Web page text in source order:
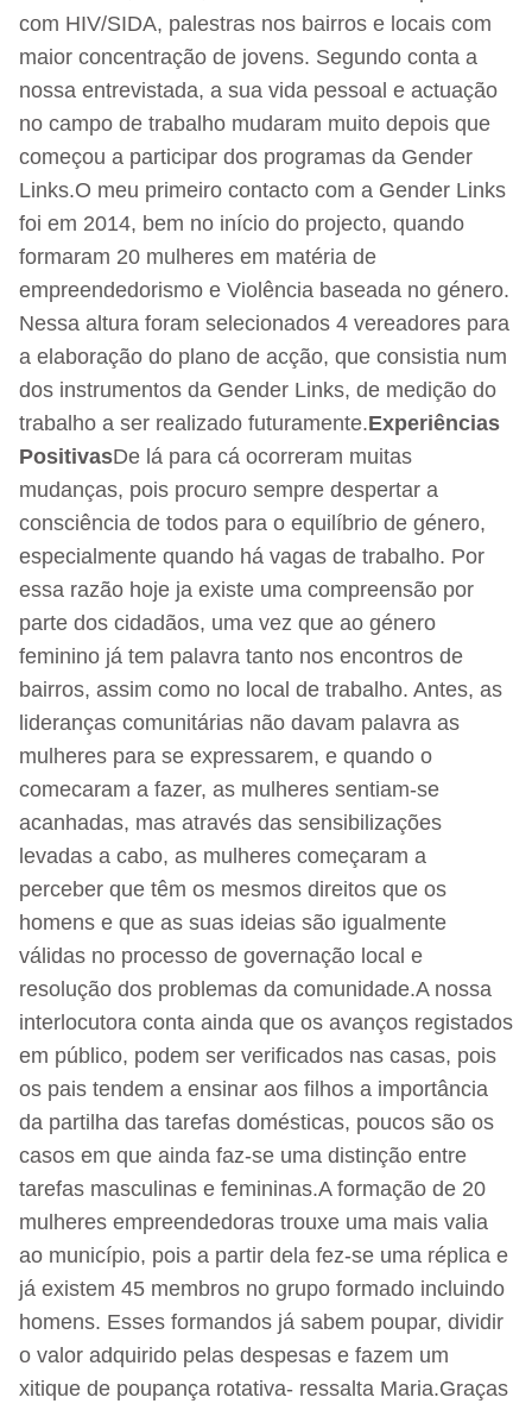
com HIV/SIDA, palestras nos bairros e locais com
maior concentração de jovens. Segundo conta a
nossa entrevistada, a sua vida pessoal e actuação
no campo de trabalho mudaram muito depois que
começou a participar dos programas da Gender
Links.O meu primeiro contacto com a Gender Links
foi em 2014, bem no início do projecto, quando
formaram 20 mulheres em matéria de
empreendedorismo e Violência baseada no género.
Nessa altura foram selecionados 4 vereadores para
a elaboração do plano de acção, que consistia num
dos instrumentos da Gender Links, de medição do
trabalho a ser realizado futuramente.Experiências
PositivasDe lá para cá ocorreram muitas
mudanças, pois procuro sempre despertar a
consciência de todos para o equilíbrio de género,
especialmente quando há vagas de trabalho. Por
essa razão hoje ja existe uma compreensão por
parte dos cidadãos, uma vez que ao género
feminino já tem palavra tanto nos encontros de
bairros, assim como no local de trabalho. Antes, as
lideranças comunitárias não davam palavra as
mulheres para se expressarem, e quando o
comecaram a fazer, as mulheres sentiam-se
acanhadas, mas através das sensibilizações
levadas a cabo, as mulheres começaram a
perceber que têm os mesmos direitos que os
homens e que as suas ideias são igualmente
válidas no processo de governação local e
resolução dos problemas da comunidade.A nossa
interlocutora conta ainda que os avanços registados
em público, podem ser verificados nas casas, pois
os pais tendem a ensinar aos filhos a importância
da partilha das tarefas domésticas, poucos são os
casos em que ainda faz-se uma distinção entre
tarefas masculinas e femininas.A formação de 20
mulheres empreendedoras trouxe uma mais valia
ao município, pois a partir dela fez-se uma réplica e
já existem 45 membros no grupo formado incluindo
homens. Esses formandos já sabem poupar, dividir
o valor adquirido pelas despesas e fazem um
xitique de poupança rotativa- ressalta Maria.Graças